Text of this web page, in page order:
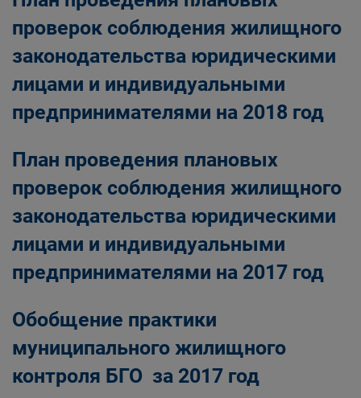
проверок соблюдения жилищного
законодательства юридическими
лицами и индивидуальными
предпринимателями на 2018 год
План проведения плановых
проверок соблюдения жилищного
законодательства юридическими
лицами и индивидуальными
предпринимателями на 2017 год
Обобщение практики
муниципального жилищного
контроля БГО за 2017 год